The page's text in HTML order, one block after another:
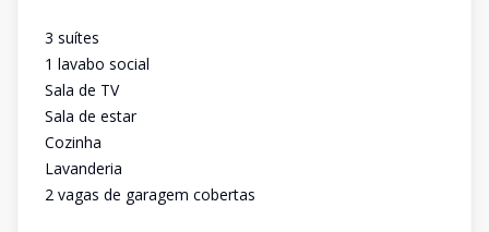
3 suítes
1 lavabo social
Sala de TV
Sala de estar
Cozinha
Lavanderia
2 vagas de garagem cobertas